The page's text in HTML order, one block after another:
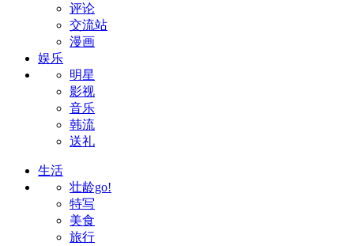
评论
交流站
漫画
娱乐
明星
影视
音乐
韩流
送礼
生活
壮龄go!
特写
美食
旅行